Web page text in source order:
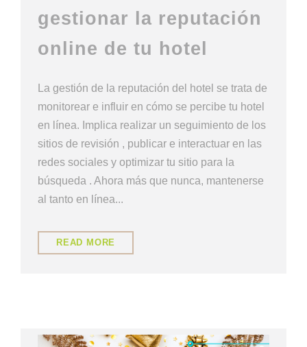
gestionar la reputación
online de tu hotel
La gestión de la reputación del hotel se trata de
monitorear e influir en cómo se percibe tu hotel
en línea. Implica realizar un seguimiento de los
sitios de revisión , publicar e interactuar en las
redes sociales y optimizar tu sitio para la
búsqueda . Ahora más que nunca, mantenerse
al tanto en línea...
READ MORE